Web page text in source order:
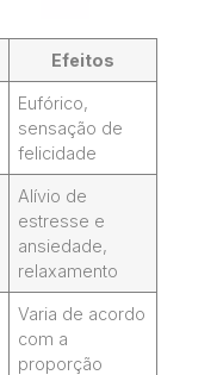
Efeitos
Eufórico,
sensação de
felicidade
Alívio de
estresse e
ansiedade,
relaxamento
Varia de acordo
com a
proporção